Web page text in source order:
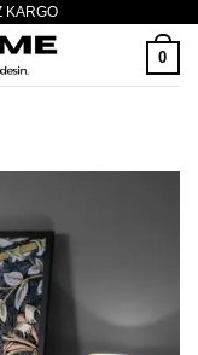
KARGO
0